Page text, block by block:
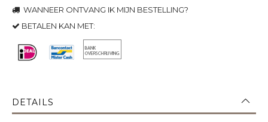
WANNEER ONTVANG IK MIJN BESTELLING?
BETALEN KAN MET:
DETAILS